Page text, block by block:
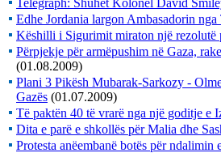
Telegraph: Shuhet Kolonel David
Edhe Jordania largon Ambasadorin
Këshilli i Sigurimit miraton një rezolutë
Përpjekje për armëpushim në Gaza,
(01.08.2009)
Plani 3 Pikësh Mubarak-Sarkozy -
Gazës (01.07.2009)
Të paktën 40 të vrarë nga një goditje e
Dita e parë e shkollës për Malia dhe
Protesta anëembanë botës për